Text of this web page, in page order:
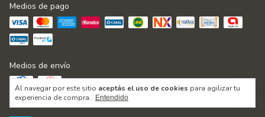
Al navegar por este sitio aceptás el uso de cookies para agilizar tu
experiencia de compra.
Entendido
Medios de pago
Medios de envío